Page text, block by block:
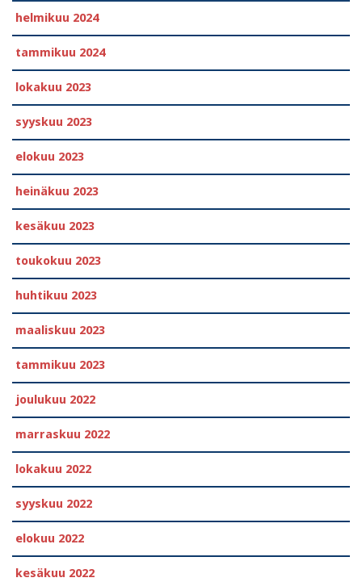
helmikuu 2024
tammikuu 2024
lokakuu 2023
syyskuu 2023
elokuu 2023
heinäkuu 2023
kesäkuu 2023
toukokuu 2023
huhtikuu 2023
maaliskuu 2023
tammikuu 2023
joulukuu 2022
marraskuu 2022
lokakuu 2022
syyskuu 2022
elokuu 2022
kesäkuu 2022